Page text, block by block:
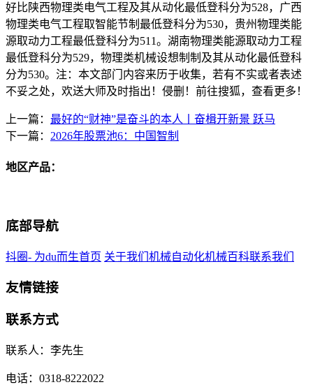
好比陕西物理类电气工程及其从动化最低登科分为528，广西
物理类电气工程取智能节制最低登科分为530，贵州物理类能
源取动力工程最低登科分为511。湖南物理类能源取动力工程
最低登科分为529，物理类机械设想制制及其从动化最低登科
分为530。注：本文部门内容来历于收集，若有不实或者表述
不妥之处，欢送大师及时指出！侵删！前往搜狐，查看更多！
上一篇： 最好的“财神”是奋斗的本人丨奋楫开新景 跃马
下一篇： 2026年股票池6：中国智制
地区产品：
底部导航
抖圈- 为du而生首页 关于我们 机械自动化机械百科联系我们
友情链接
联系方式
联系人：李先生
电话：0318-8222022